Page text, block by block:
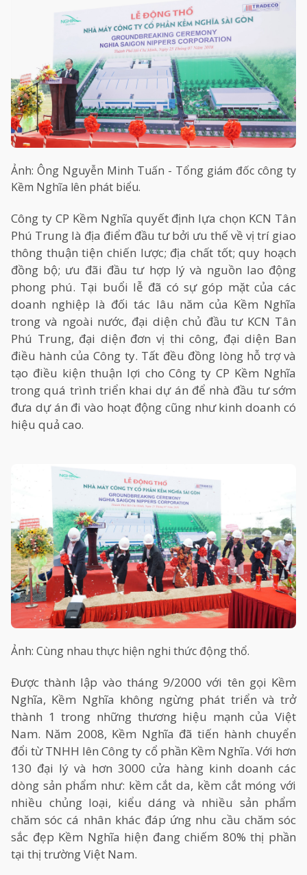
Ảnh: Ông Nguyễn Minh Tuấn - Tổng giám đốc công ty
Kềm Nghĩa lên phát biểu.
Công ty CP Kềm Nghĩa quyết định lựa chọn KCN Tân
Phú Trung là địa điểm đầu tư bởi ưu thế về vị trí giao
thông thuận tiện chiến lược; địa chất tốt; quy hoạch
đồng bộ; ưu đãi đầu tư hợp lý và nguồn lao động
phong phú. Tại buổi lễ đã có sự góp mặt của các
doanh nghiệp là đối tác lâu năm của Kềm Nghĩa
trong và ngoài nước, đại diện chủ đầu tư KCN Tân
Phú Trung, đại diện đơn vị thi công, đại diện Ban
điều hành của Công ty. Tất đều đồng lòng hỗ trợ và
tạo điều kiện thuận lợi cho Công ty CP Kềm Nghĩa
trong quá trình triển khai dự án để nhà đầu tư sớm
đưa dự án đi vào hoạt động cũng như kinh doanh có
hiệu quả cao.
Ảnh: Cùng nhau thực hiện nghi thức động thổ.
Được thành lập vào tháng 9/2000 với tên gọi Kềm
Nghĩa, Kềm Nghĩa không ngừng phát triển và trở
thành 1 trong những thương hiệu mạnh của Việt
Nam. Năm 2008, Kềm Nghĩa đã tiến hành chuyển
đổi từ TNHH lên Công ty cổ phần Kềm Nghĩa. Với hơn
130 đại lý và hơn 3000 cửa hàng kinh doanh các
dòng sản phẩm như: kềm cắt da, kềm cắt móng với
nhiều chủng loại, kiểu dáng và nhiều sản phẩm
chăm sóc cá nhân khác đáp ứng nhu cầu chăm sóc
sắc đẹp Kềm Nghĩa hiện đang chiếm 80% thị phần
tại thị trường Việt Nam.